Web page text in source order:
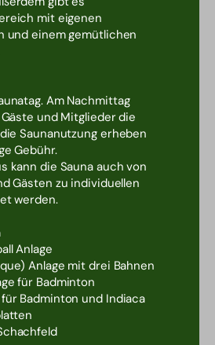
mit eigenen
und einem gemütlichen
Am Nachmittag
und Mitglieder die
Saunanutzung erheben
Gebühr.
kann die Sauna auch von
Gästen zu individuellen
werden.
Anlage
Anlage mit drei Bahnen
für Badminton
Badminton und Indiaca